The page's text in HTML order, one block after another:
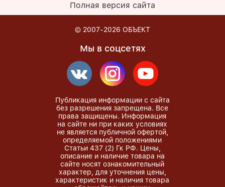
Полная версия сайта
© 2007-2026 ОБЪЕКТ
Мы в соцсетях
Публикация информации с сайта
без разрешения запрещена. Все
права защищены. Информация
на сайте ни при каких условиях
не является публичной офертой,
определяемой положениями
Статьи 437 (2) Гк РФ. Цены,
описание и наличие товара на
сайте носят ознакомительный
характер, для уточнения цены,
характеристик и наличия товара